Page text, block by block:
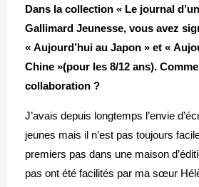
Dans la collection « Le journal
Gallimard Jeunesse, vous avez
« Aujourd’hui au Japon » et «
Chine »(pour les 8/12 ans).
collaboration ?
J’avais depuis longtemps l’envie
jeunes mais il n’est pas toujours
premiers pas dans une maison
pas ont été facilités par ma sœur